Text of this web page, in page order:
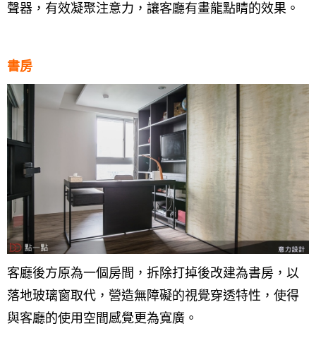
聲器，有效凝聚注意力，讓客廳有畫龍點睛的效果。
書房
客廳後方原為一個房間，拆除打掉後改建為書房，以
落地玻璃窗取代，營造無障礙的視覺穿透特性，使得
與客廳的使用空間感覺更為寬廣。